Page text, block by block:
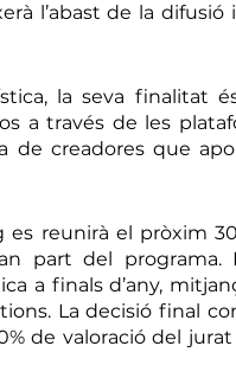
l’abast de la
la seva finalitat
a través de les
de creadores que
es reunirà el pròxim
part del programa.
a finals d’any,
La decisió final
de valoració del